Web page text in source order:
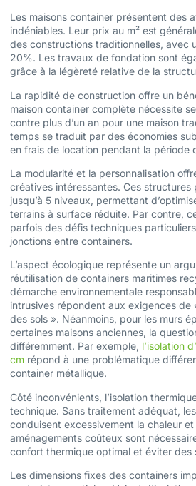
Les maisons container présentent des
indéniables. Leur prix au m² est
des constructions traditionnelles, avec
20%. Les travaux de fondation sont
grâce à la légèreté relative de la
La rapidité de construction offre un
maison container complète nécessite
contre plus d’un an pour une maison
temps se traduit par des économies
en frais de location pendant la période
La modularité et la personnalisation
créatives intéressantes. Ces structures
jusqu’à 5 niveaux, permettant
terrains à surface réduite. Par contre,
parfois des défis techniques
jonctions entre containers.
L’aspect écologique représente un
réutilisation de containers maritimes
démarche environnementale
intrusives répondent aux exigences de
des sols ». Néanmoins, pour les murs
certaines maisons anciennes, la
différemment. Par exemple, l’isolation
cm répond à une problématique
container métallique.
Côté inconvénients, l’isolation
technique. Sans traitement adéquat,
conduisent excessivement la chaleur
aménagements coûteux sont
confort thermique optimal et éviter des
Les dimensions fixes des containers